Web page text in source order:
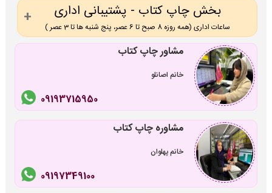
بخش چاپ کتاب - پشتیبانی اداری
ساعات اداری (همه روزه 8 صبح تا 6 عصر، پنج شنبه ها تا 3 عصر )
مشاور چاپ کتاب
خانم اصانلو
09193715950
مشاوره چاپ کتاب
خانم پهلوان
09197349100